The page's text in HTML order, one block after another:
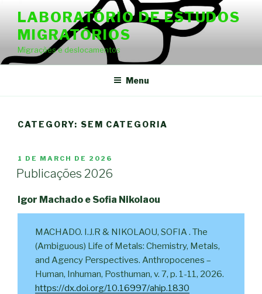
content
LABORATÓRIO DE ESTUDOS
MIGRATÓRIOS
Migrações e deslocamentos
Menu
CATEGORY: SEM CATEGORIA
POSTED
ON
1 DE MARCH DE 2026
Publicações 2026
Igor Machado e Sofia Nikolaou
MACHADO. I.J.R & NIKOLAOU, SOFIA . The
(Ambiguous) Life of Metals: Chemistry, Metals,
and Agency Perspectives. Anthropocenes –
Human, Inhuman, Posthuman, v. 7, p. 1-11, 2026.
https://dx.doi.org/10.16997/ahip.1830